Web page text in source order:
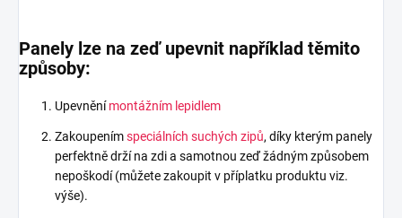
Panely lze na zeď upevnit například těmito
způsoby:
Upevněnímontážním lepidlem
Zakoupenímspeciálních suchých zipů, díky kterým panely
perfektně drží na zdi a samotnou zeď žádným způsobem
nepoškodí (můžete zakoupit v příplatku produktu viz.
výše).